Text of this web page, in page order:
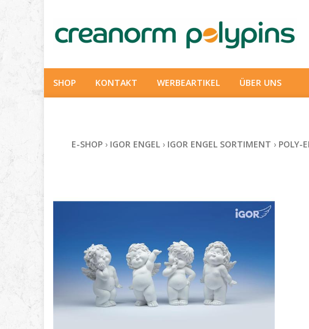
SHOP KONTAKT WERBEARTIKEL ÜBER UNS
E-SHOP › IGOR ENGEL › IGOR ENGEL SORTIMENT › POLY-